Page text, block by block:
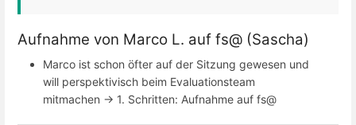
Aufnahme von Marco L. auf fs@ (Sascha)
Marco ist schon öfter auf der Sitzung gewesen und
will perspektivisch beim Evaluationsteam
mitmachen -> 1. Schritten: Aufnahme auf fs@